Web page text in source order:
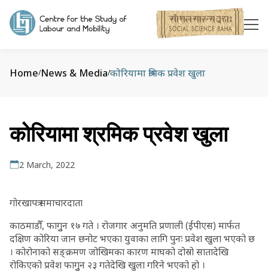
Home/News & Media/कोरियामा श्रमिक प्रवेश खुला
कोरियामा श्रमिक प्रवेश खुला
2 March, 2022
गोरखापत्र समाचारदाता
काठमाडौँ, फागुुन १७ गते । रोजगार अनुमति प्रणाली (ईपीएस) मार्फत
दक्षिण कोरिया जान छनोट भएका युवाका लागि पुनः प्रवेश खुला भएको छ
। कोरोनाको सङ्क्रमण जोखिमका कारण माघको दोस्रो सातादेखि
रोकिएको प्रवेश फागुुन २३ गतेदेखि खुला गरिने भएको हो ।